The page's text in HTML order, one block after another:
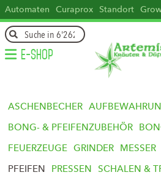
Automaten Curaprox Standort
how Head Kontakt
E-Shop
ASCHENBECHER
BONG- & PFEIFENZUBEHÖR
FEUERZEUGE GRINDER MESSER
PFEIFEN
PRESSEN
SCHALEN &